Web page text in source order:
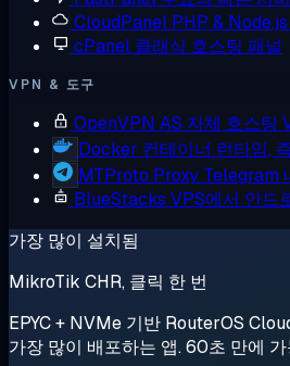
CloudPanel PHP &
cPanel 클래식 호스팅 패널
VPN & 도구
OpenVPN AS 자체 호스팅
Docker 컨테이너 런타임,
MTProto Proxy Telegram
BlueStacks VPS에서 안드
가장 많이 설치됨
MikroTik CHR, 클릭 한 번
EPYC + NVMe 기반 RouterOS
가장 많이 배포하는 앱. 60초 만에 가